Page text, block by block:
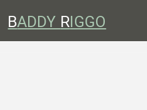
BADDY RIGGO